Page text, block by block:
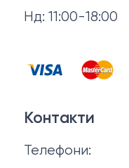
Нд: 11:00-18:00
Тумби та
Відгуки
Контакти
Політика
Контакти
Телефони: